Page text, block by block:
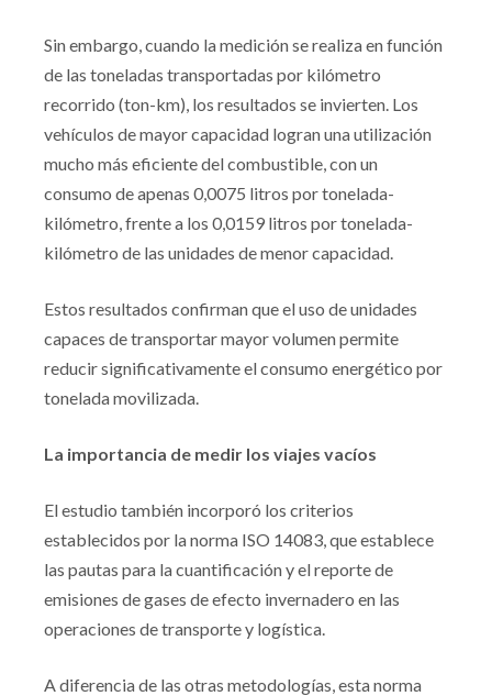
Sin embargo, cuando la medición se realiza en función
de las toneladas transportadas por kilómetro
recorrido (ton-km), los resultados se invierten. Los
vehículos de mayor capacidad logran una utilización
mucho más eficiente del combustible, con un
consumo de apenas 0,0075 litros por tonelada-
kilómetro, frente a los 0,0159 litros por tonelada-
kilómetro de las unidades de menor capacidad.
Estos resultados confirman que el uso de unidades
capaces de transportar mayor volumen permite
reducir significativamente el consumo energético por
tonelada movilizada.
La importancia de medir los viajes vacíos
El estudio también incorporó los criterios
establecidos por la norma ISO 14083, que establece
las pautas para la cuantificación y el reporte de
emisiones de gases de efecto invernadero en las
operaciones de transporte y logística.
A diferencia de las otras metodologías, esta norma